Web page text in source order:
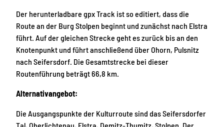
Der herunterladbare gpx Track ist so editiert, dass die
Route an der Burg Stolpen beginnt und zunächst nach Elstra
führt. Auf der gleichen Strecke geht es zurück bis an den
Knotenpunkt und führt anschließend über Ohorn, Pulsnitz
nach Seifersdorf. Die Gesamtstrecke bei dieser
Routenführung beträgt 66,8 km.
Alternativangebot:
Die Ausgangspunkte der Kulturroute sind das Seifersdorfer